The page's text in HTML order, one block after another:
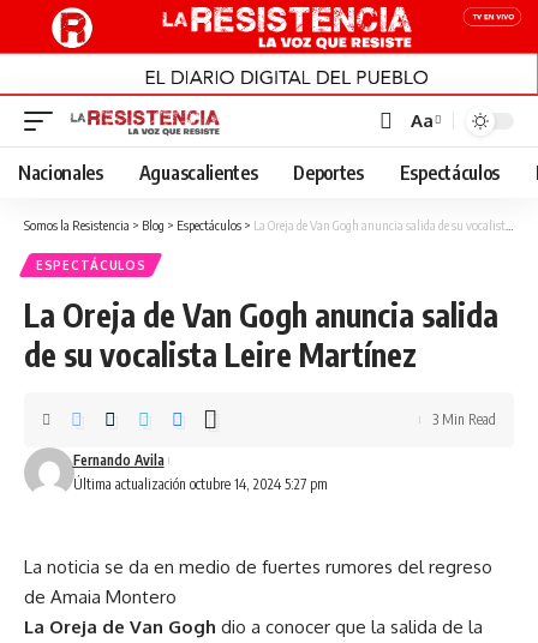
Font
Resizer
Aa
Nacionales Aguascalientes Deportes Espectáculos
Somos la Resistencia > Blog > Espectáculos > La Oreja de Van Gogh anuncia salida de su vocalista Leire Martínez
ESPECTÁCULOS
La Oreja de Van Gogh anuncia salida
de su vocalista Leire Martínez
Última actualización octubre 14, 2024 5:27 pm
Fernando Avila
3 Min Read
La noticia se da en medio de fuertes rumores del regreso
de Amaia Montero
La Oreja de Van Gogh dio a conocer que la salida de la